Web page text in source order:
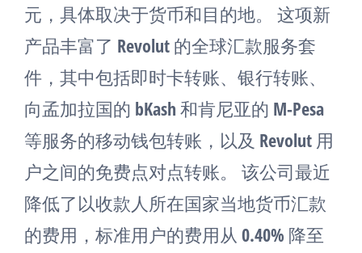
元，具体取决于货币和目的地。 这项新
产品丰富了 Revolut 的全球汇款服务套
件，其中包括即时卡转账、银行转账、
向孟加拉国的 bKash 和肯尼亚的 M-Pesa
等服务的移动钱包转账，以及 Revolut 用
户之间的免费点对点转账。 该公司最近
降低了以收款人所在国家当地货币汇款
的费用，标准用户的费用从 0.40% 降至